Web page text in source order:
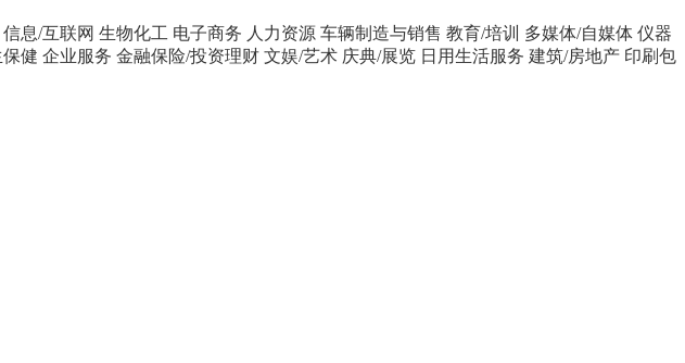
信息/互联网 生物化工 电子商务 人力资源 车辆制造与销售 教育/培训 多媒体/自媒体 仪器
健 企业服务 金融保险/投资理财 文娱/艺术 庆典/展览 日用生活服务 建筑/房地产 印刷包